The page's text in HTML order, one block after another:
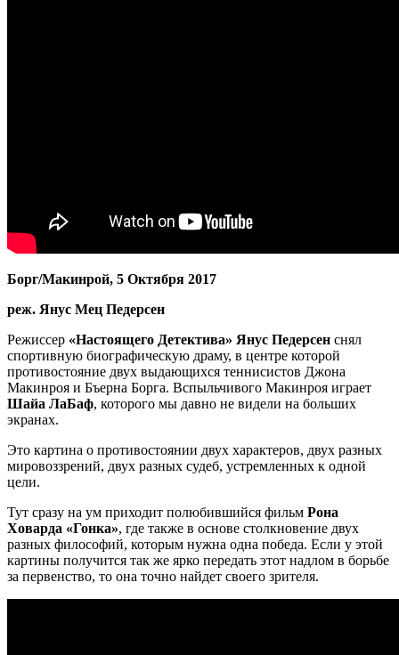
Борг/Макинрой, 5 Октября 2017
реж. Янус Мец Педерсен
Режиссер «Настоящего Детектива» Янус Педерсен снял
спортивную биографическую драму, в центре которой
противостояние двух выдающихся теннисистов Джона
Макинроя и Бъерна Борга. Вспыльчивого Макинроя играет
Шайа ЛаБаф, которого мы давно не видели на больших
экранах.
Это картина о противостоянии двух характеров, двух разных
мировоззрений, двух разных судеб, устремленных к одной
цели.
Тут сразу на ум приходит полюбившийся фильм Рона
Ховарда «Гонка», где также в основе столкновение двух
разных философий, которым нужна одна победа. Если у этой
картины получится так же ярко передать этот надлом в борьбе
за первенство, то она точно найдет своего зрителя.